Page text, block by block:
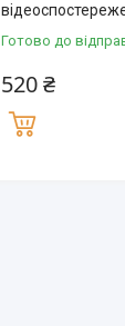
Готово до
520 ₴